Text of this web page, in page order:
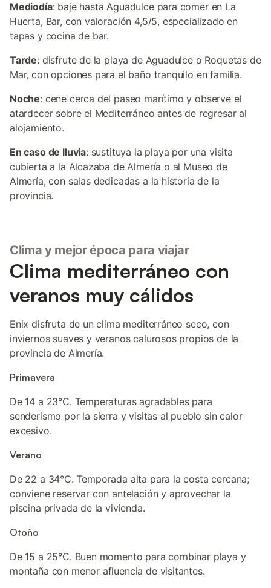
Mediodía: baje hasta Aguadulce para comer en La
Huerta, Bar, con valoración 4,5/5, especializado en
tapas y cocina de bar.
Tarde: disfrute de la playa de Aguadulce o Roquetas de
Mar, con opciones para el baño tranquilo en familia.
Noche: cene cerca del paseo marítimo y observe el
atardecer sobre el Mediterráneo antes de regresar al
alojamiento.
En caso de lluvia: sustituya la playa por una visita
cubierta a la Alcazaba de Almería o al Museo de
Almería, con salas dedicadas a la historia de la
provincia.
Clima y mejor época para viajar
Clima mediterráneo con
veranos muy cálidos
Enix disfruta de un clima mediterráneo seco, con
inviernos suaves y veranos calurosos propios de la
provincia de Almería.
Primavera
De 14 a 23°C. Temperaturas agradables para
senderismo por la sierra y visitas al pueblo sin calor
excesivo.
Verano
De 22 a 34°C. Temporada alta para la costa cercana;
conviene reservar con antelación y aprovechar la
piscina privada de la vivienda.
Otoño
De 15 a 25°C. Buen momento para combinar playa y
montaña con menor afluencia de visitantes.